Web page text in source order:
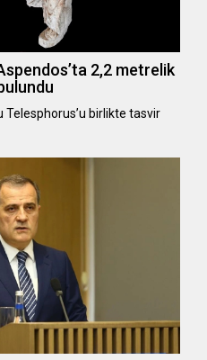
2,2 metrelik
Telesphorus’u birlikte tasvir